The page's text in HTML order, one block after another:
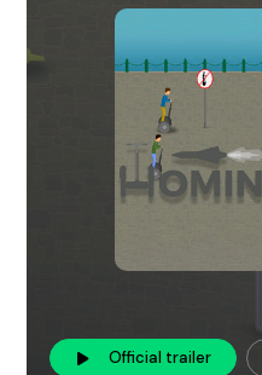
Official trailer